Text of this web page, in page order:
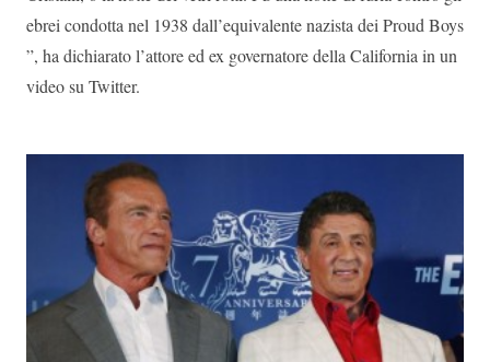
ebrei condotta nel 1938 dall’equivalente nazista dei Proud Boys
”, ha dichiarato l’attore ed ex governatore della California in un
video su Twitter.